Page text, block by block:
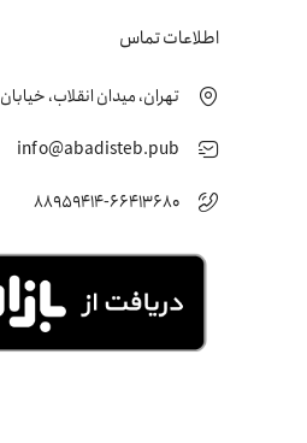
اطلاعات تماس
تهران، میدان انقلاب، خیابان 16 آذر ، نبش فروزانفر، پلاک 24 ، طبقه اول
info@abadisteb.pub
88959414-66413680